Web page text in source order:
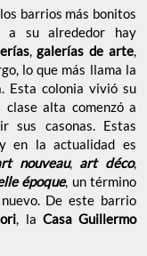
barrios más bonitos
su alrededor hay
,galerías de arte,
lo que más llama la
Esta colonia vivió su
clase alta comenzó a
sus casonas. Estas
en la actualidad es
nouveau, art déco,
époque, un término
De este barrio
, la Casa Guillermo